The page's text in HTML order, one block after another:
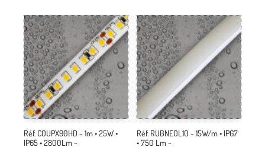
Réf. COUPX90HD ~ 1m • 25W •
IP65 • 2800Lm ~
Réf. RUBNEOL10 ~ 15W/m • IP67
• 750 Lm ~